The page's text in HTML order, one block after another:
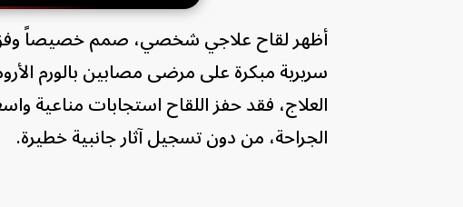
أظهر لقاح علاجي شخصي، صمم خصيصاً وفق
سريرية مبكرة على مرضى مصابين بالورم
العلاج، فقد حفز اللقاح استجابات مناعية
الجراحة، من دون تسجيل آثار جانبية خطيرة.